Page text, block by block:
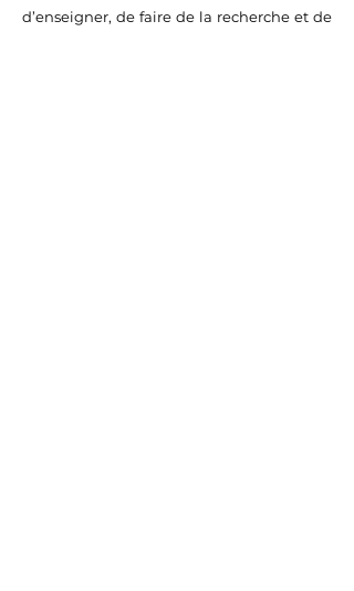
d’enseigner, de faire de la recherche et de